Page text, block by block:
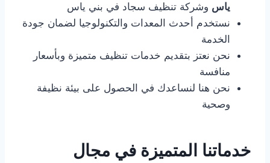
ياس وشركة تنظيف سجاد في بني ياس
نستخدم أحدث المعدات والتكنولوجيا لضمان جودة
الخدمة
نحن نعتز بتقديم خدمات تنظيف متميزة وبأسعار
منافسة
نحن هنا لنساعدك في الحصول على بيئة نظيفة
وصحية
خدماتنا المتميزة في مجال